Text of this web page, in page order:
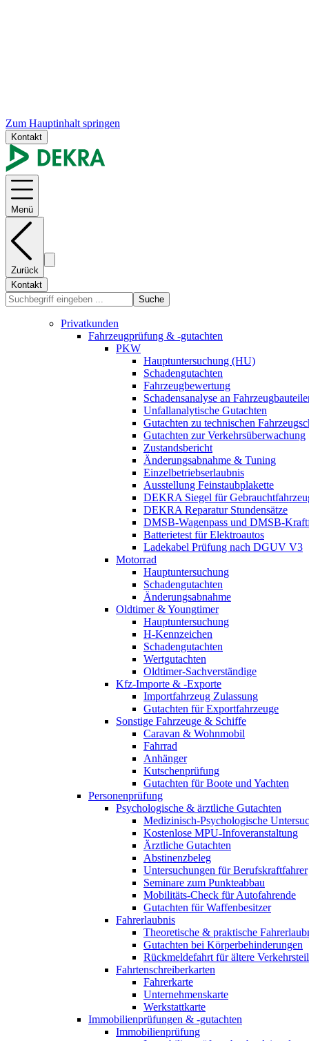
Zum Hauptinhalt springen
Kontakt
Menü
Zurück
Kontakt
Suche
Privatkunden
Fahrzeugprüfung & -gutachten
PKW
Hauptuntersuchung (HU)
Schadengutachten
Fahrzeugbewertung
Schadensanalyse an
Unfallanalytische Gutachten
Gutachten zu technischen
Gutachten zur Verkehrsüberwachung
Zustandsbericht
Änderungsabnahme & Tuning
Einzelbetriebserlaubnis
Ausstellung Feinstaubplakette
DEKRA Siegel für
DEKRA Reparatur Stundensätze
DMSB-Wagenpass und DMSB-
Batterietest für Elektroautos
Ladekabel Prüfung nach DGUV V3
Motorrad
Hauptuntersuchung
Schadengutachten
Änderungsabnahme
Oldtimer & Youngtimer
Hauptuntersuchung
H-Kennzeichen
Schadengutachten
Wertgutachten
Oldtimer-Sachverständige
Kfz-Importe & -Exporte
Importfahrzeug Zulassung
Gutachten für Exportfahrzeuge
Sonstige Fahrzeuge & Schiffe
Caravan & Wohnmobil
Fahrrad
Anhänger
Kutschenprüfung
Gutachten für Boote und Yachten
Personenprüfung
Psychologische & ärztliche Gutachten
Medizinisch-Psychologische
Kostenlose MPU-Infoveranstaltung
Ärztliche Gutachten
Abstinenzbeleg
Untersuchungen für Berufskraftfahrer
Seminare zum Punkteabbau
Mobilitäts-Check für Autofahrende
Gutachten für Waffenbesitzer
Fahrerlaubnis
Theoretische & praktische
Gutachten bei Körperbehinderungen
Rückmeldefahrt für ältere
Fahrtenschreiberkarten
Fahrerkarte
Unternehmenskarte
Werkstattkarte
Immobilienprüfungen & -gutachten
Immobilienprüfung